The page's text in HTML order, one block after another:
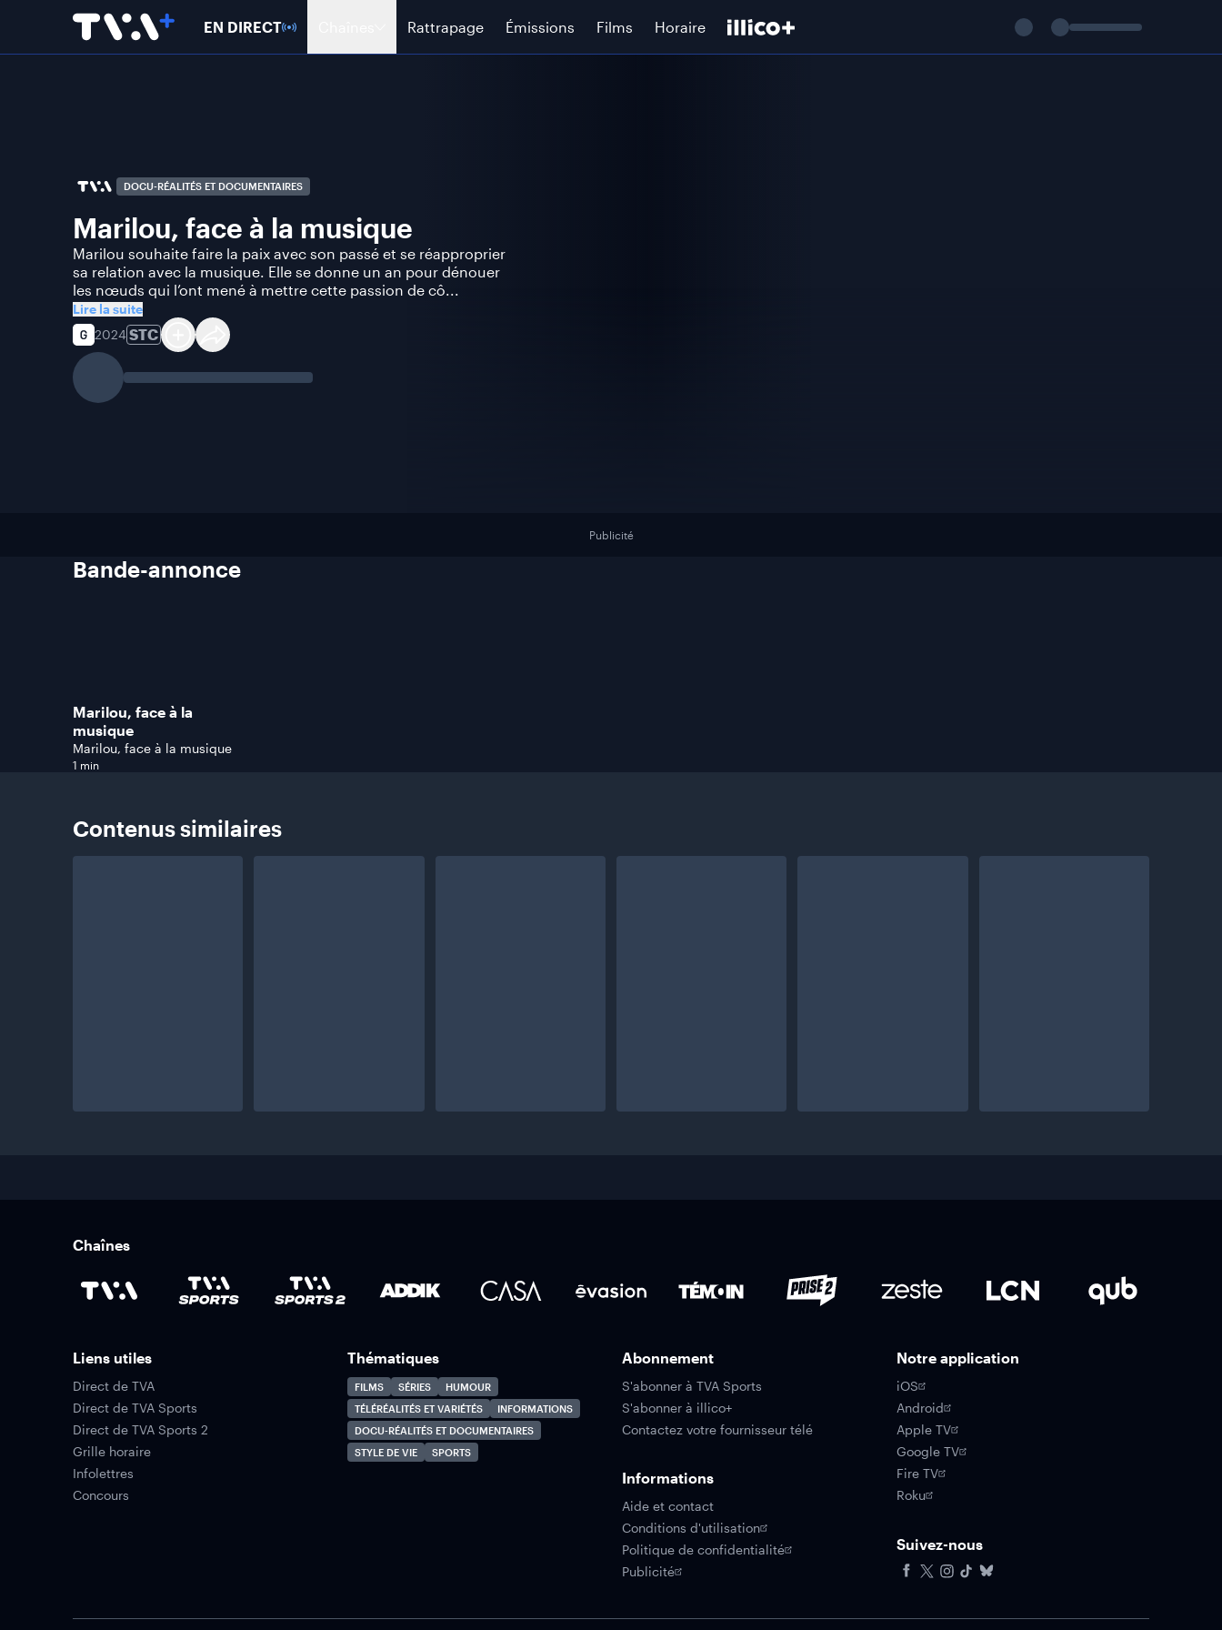
EN DIRECT Rattrapage Émissions Films Horaire
DOCU-RÉALITÉS ET DOCUMENTAIRES
Marilou, face à la musique
Marilou souhaite faire la paix avec son passé et se réapproprier
sa relation avec la musique. Elle se donne un an pour dénouer
les nœuds qui l’ont mené à mettre cette passion de cô...
Lire la suite
2024 STC
Publicité
Bande-annonce
Marilou, face à la
musique
Marilou, face à la musique
1 min
Contenussimilaires
Chaînes
Liens utiles
Direct de TVA
Direct de TVA Sports
Direct de TVA Sports 2
Grille horaire
Infolettres
Concours
Thématiques
FILMS SÉRIES
HUMOUR
TÉLÉRÉALITÉS ET VARIÉTÉS
INFORMATIONS
DOCU-RÉALITÉS ET DOCUMENTAIRES
STYLE DE VIE
SPORTS
Abonnement
S'abonner à TVA Sports
S'abonner à illico+
Contactez votre fournisseur télé
Informations
Aide et contact
Conditions d'utilisation
Politique de confidentialité
Publicité
Notre application
iOS
Android
Apple TV
Google TV
Fire TV
Roku
Suivez-nous